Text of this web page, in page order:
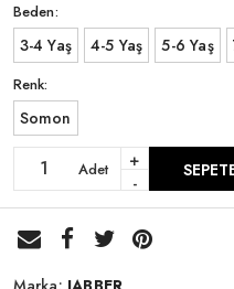
Beden:
3-4 Yaş 4-5 Yaş 5-6 Yaş
Renk:
Somon
Adet
+
-